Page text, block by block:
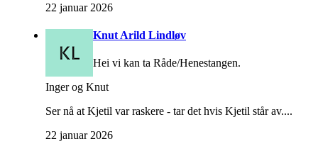
22 januar 2026
Knut Arild Lindløv
Hei vi kan ta Råde/Henestangen.
Inger og Knut
Ser nå at Kjetil var raskere - tar det hvis Kjetil står av....
22 januar 2026